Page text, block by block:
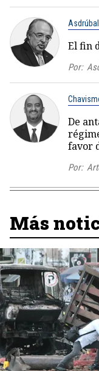
El fin
Por:
De
favor
Por:
Más